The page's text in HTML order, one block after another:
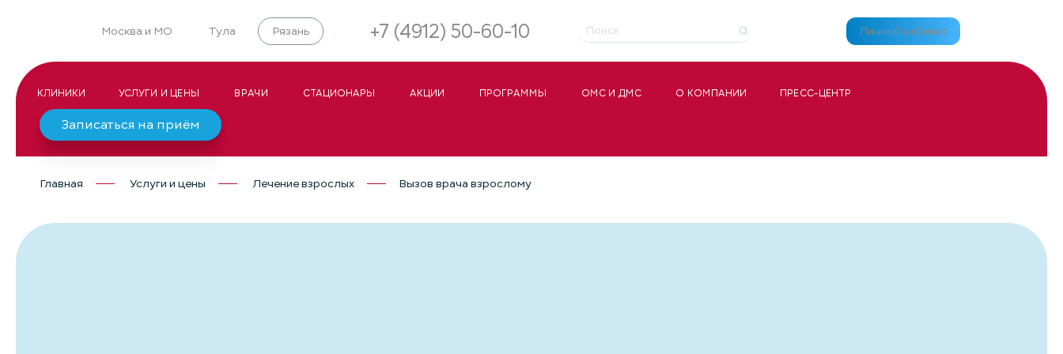
Москва и МО Тула Рязань +7 (4912) 50-60-10 Личный кабинет
КЛИНИКИ УСЛУГИ И ЦЕНЫ ВРАЧИ СТАЦИОНАРЫ АКЦИИ ПРОГРАММЫ ОМС И ДМС О КОМПАНИИ ПРЕСС-ЦЕНТР
Записаться на приём
Главная Услуги и цены Лечение взрослых Вызов врача взрослому